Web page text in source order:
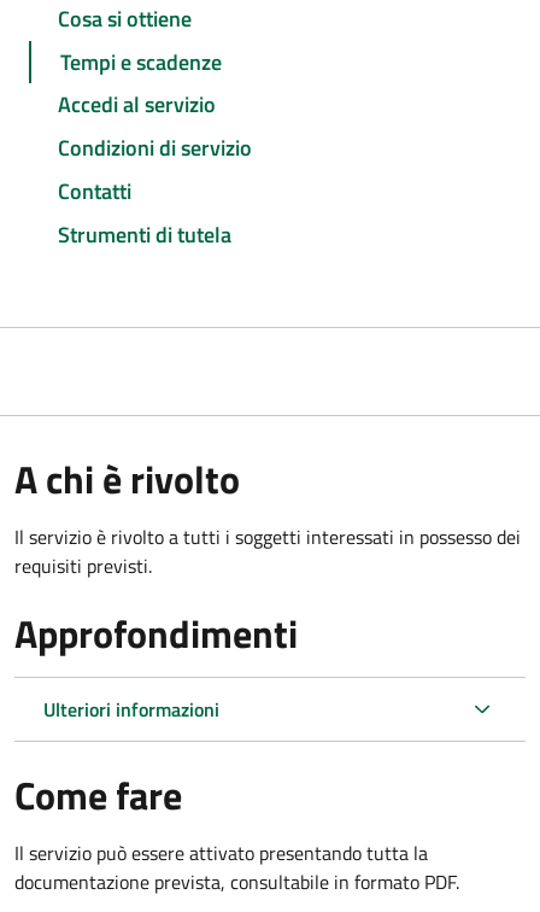
Cosa si ottiene
Tempi e scadenze
Accedi al servizio
Condizioni di servizio
Contatti
Strumenti di tutela
A chi è rivolto
Il servizio è rivolto a tutti i soggetti interessati in possesso dei
requisiti previsti.
Approfondimenti
Ulteriori informazioni
Come fare
Il servizio può essere attivato presentando tutta la
documentazione prevista, consultabile in formato PDF.